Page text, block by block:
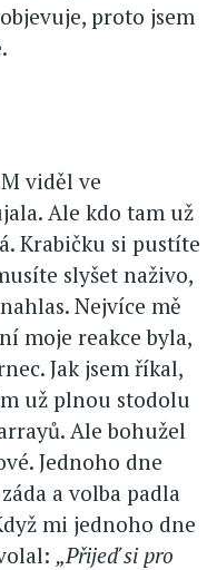
proto jsem
viděl ve
Ale kdo tam už
Krabičku si pustíte
slyšet naživo,
Nejvíce mě
moje reakce byla,
Jak jsem říkal,
už plnou stodolu
Ale bohužel
Jednoho dne
a volba padla
mi jednoho dne
„Přijeď si pro